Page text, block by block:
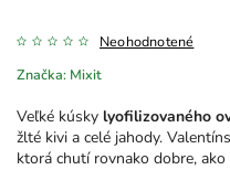
Neohodnotené
Značka: Mixit
Veľké kúsky lyofilizovaného
žlté kivi a celé jahody.
ktorá chutí rovnako dobre, ako